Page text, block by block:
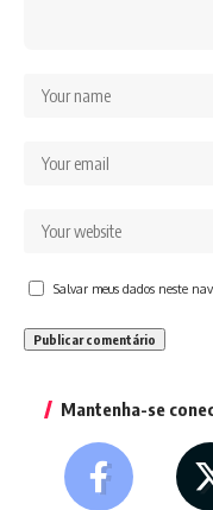
Salvar meus dados neste
Mantenha-se